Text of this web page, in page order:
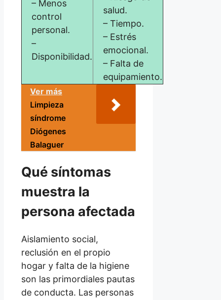
– Menos
control
personal.
–
Disponibilidad.
salud.
– Tiempo.
– Estrés
emocional.
– Falta de
equipamiento.
Ver más
Limpieza
síndrome
Diógenes
Balaguer
Qué síntomas
muestra la
persona afectada
Aislamiento social,
reclusión en el propio
hogar y falta de la higiene
son las primordiales pautas
de conducta. Las personas